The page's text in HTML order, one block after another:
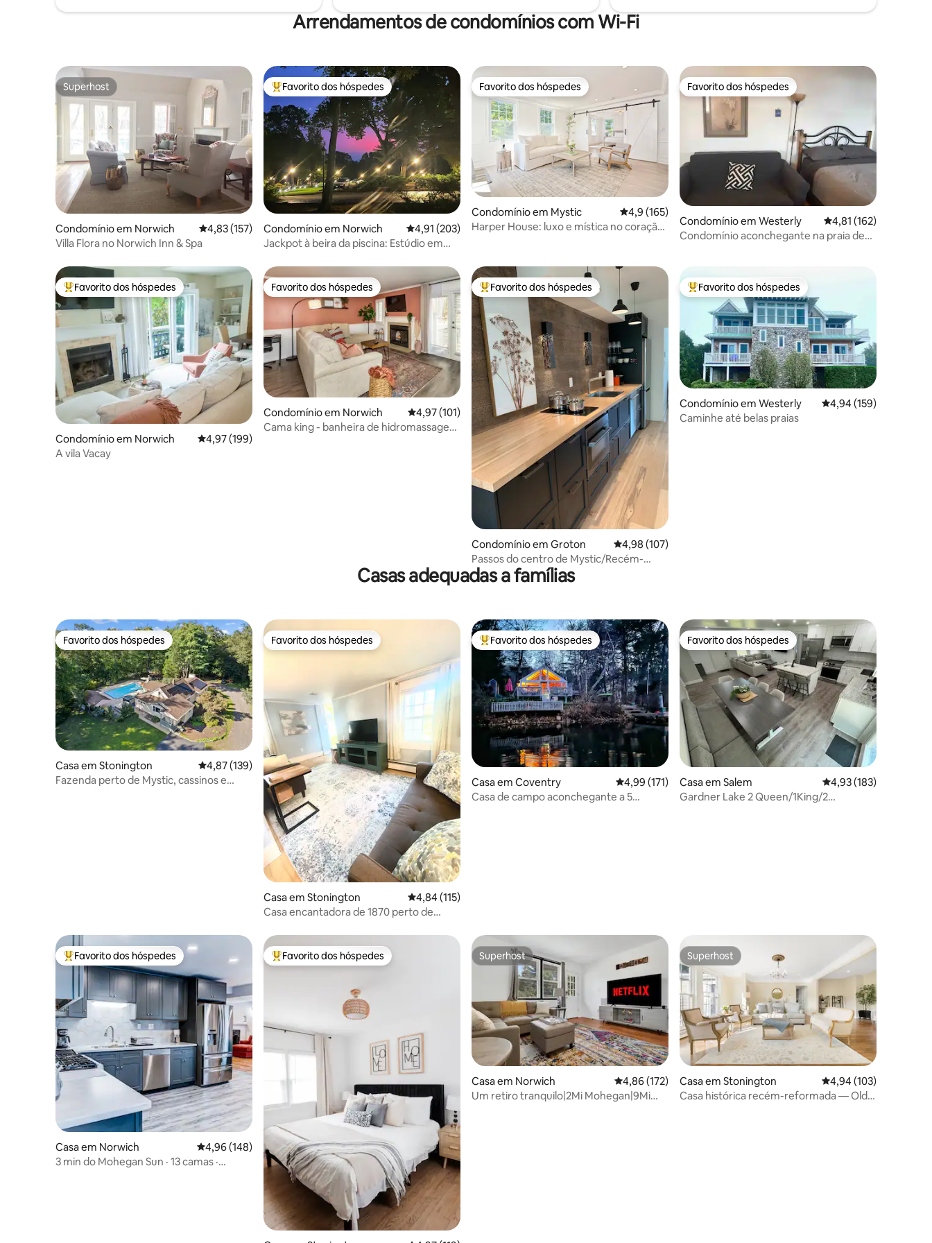
Arrendamentos de condomínios com Wi-Fi
Superhost
Superhost
Condomínio em Norwich Classificação média de 4,83 em 5 estrelas, 157avaliações
4,83 (157)
Villa Flora no Norwich Inn & Spa
Favoritos dos hóspedes mais apreciados
Favorito dos hóspedes
Condomínio em Norwich Classificação média de 4,91 em 5 estrelas, 203avaliações
4,91 (203)
Jackpot à beira da piscina: Estúdio em
Favorito dos hóspedes
Favorito dos hóspedes
Condomínio em Mystic Classificação média de 4,9 em 5 estrelas, 165avaliações
4,9 (165)
Harper House: luxo e mística no coração
Favorito dos hóspedes
Favorito dos hóspedes
Condomínio em Westerly Classificação média
4,81 (162)
Condomínio aconchegante na praia de
Favoritos dos hóspedes mais apreciados
Favorito dos hóspedes
Condomínio em Norwich Classificação média de 4,97 em 5 estrelas, 199avaliações
4,97 (199)
A vila Vacay
Favorito dos hóspedes
Favorito dos hóspedes
Condomínio em Norwich Classificação média de 4,97 em 5 estrelas, 101avaliações
4,97 (101)
Cama king - banheira de hidromassagem
Favoritos dos hóspedes mais apreciados
Favorito dos hóspedes
Condomínio em Groton Classificação média de 4,98 em 5 estrelas, 107avaliações
4,98 (107)
Passos do centro de Mystic/Recém-
reformado
Favoritos dos hóspedes mais apreciados
Favorito dos hóspedes
Condomínio em Westerly Classificação média
4,94 (159)
Caminhe até belas praias
Casas adequadas a famílias
Favorito dos hóspedes
Favorito dos hóspedes
Casa em Stonington Classificação média de 4,87 em 5 estrelas, 139avaliações
4,87 (139)
Fazenda perto de Mystic, cassinos e
Favorito dos hóspedes
Favorito dos hóspedes
Casa em Stonington Classificação média de 4,84 em 5 estrelas, 115avaliações
4,84 (115)
Casa encantadora de 1870 perto de
Favoritos dos hóspedes mais apreciados
Favorito dos hóspedes
Casa em Coventry Classificação média de 4,99 em 5 estrelas, 171avaliações
4,99 (171)
Casa de campo aconchegante a 5
Favorito dos hóspedes
Favorito dos hóspedes
Casa em Salem Classificação média
4,93 (183)
Gardner Lake 2 Queen/1King/2
Favoritos dos hóspedes mais apreciados
Favorito dos hóspedes
Casa em Norwich Classificação média de 4,96 em 5 estrelas, 148avaliações
4,96 (148)
3 min do Mohegan Sun · 13 camas ·
Favoritos dos hóspedes mais apreciados
Favorito dos hóspedes Superhost
Superhost
Casa em Norwich Classificação média de 4,86 em 5 estrelas, 172avaliações
4,86 (172)
Um retiro tranquilo|2Mi Mohegan|9Mi
Superhost
Superhost
Casa em Stonington Classificação média
4,94 (103)
Casa histórica recém-reformada — Old